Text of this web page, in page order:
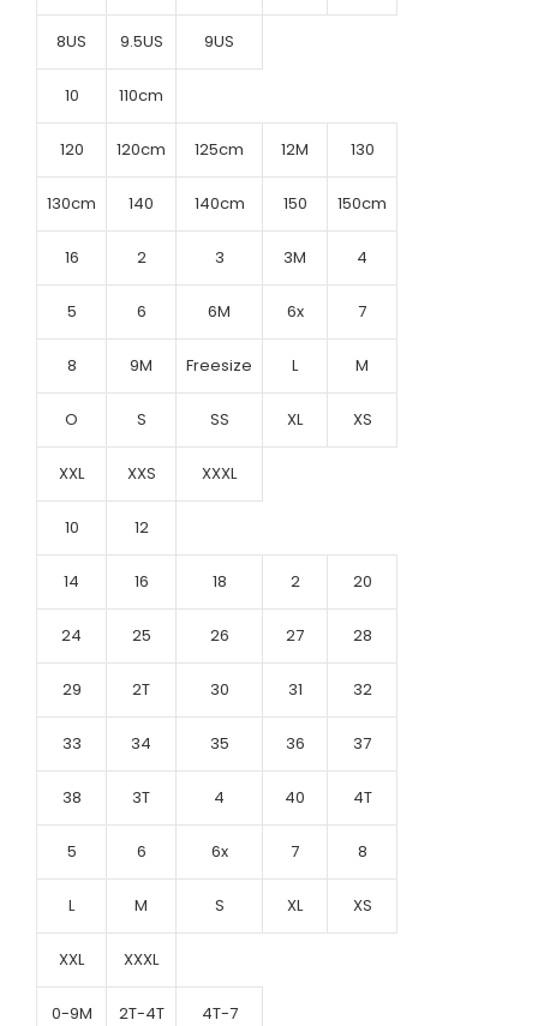
8US 9.5US 9US
10 110cm
120 120cm 125cm 12M 130
130cm 140 140cm 150 150cm
16 2 3 3M 4
5 6 6M 6x 7
8 9M Freesize L M
O S SS XL XS
XXL XXS XXXL
10 12
14 16 18 2 20
24 25 26 27 28
29 2T 30 31 32
33 34 35 36 37
38 3T 4 40 4T
5 6 6x 7 8
L M S XL XS
XXL XXXL
0-9M 2T-4T 4T-7